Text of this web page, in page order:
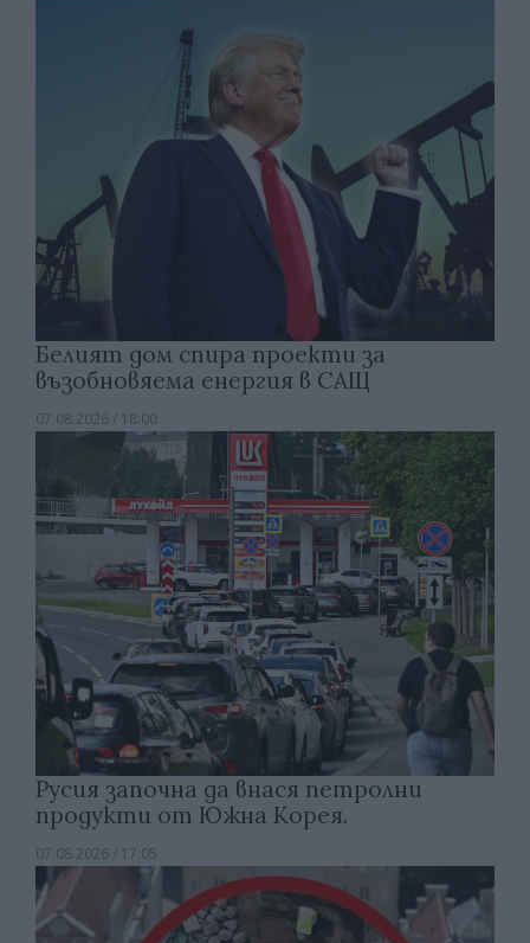
Белият дом спира проекти за
възобновяема енергия в САЩ
07.08.2026 / 18:00
Русия започна да внася петролни
продукти от Южна Корея.
07.08.2026 / 17:05